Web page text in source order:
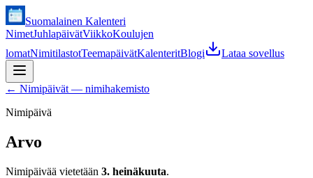
Suomalainen Kalenteri
NimetJuhlapäivätViikkoKoulujen
lomatNimitilastotTeemapäivätKalenteritBlogi Lataa sovellus
← Nimipäivät — nimihakemisto
Nimipäivä
Arvo
Nimipäivää vietetään 3. heinäkuuta.